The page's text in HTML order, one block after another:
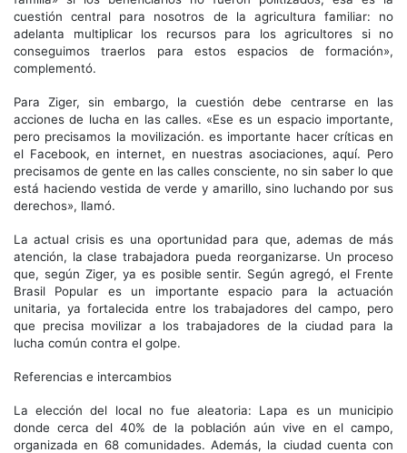
cuestión central para nosotros de la agricultura familiar: no
adelanta multiplicar los recursos para los agricultores si no
conseguimos traerlos para estos espacios de formación»,
complementó.
Para Ziger, sin embargo, la cuestión debe centrarse en las
acciones de lucha en las calles. «Ese es un espacio importante,
pero precisamos la movilización. es importante hacer críticas en
el Facebook, en internet, en nuestras asociaciones, aquí. Pero
precisamos de gente en las calles consciente, no sin saber lo que
está haciendo vestida de verde y amarillo, sino luchando por sus
derechos», llamó.
La actual crisis es una oportunidad para que, ademas de más
atención, la clase trabajadora pueda reorganizarse. Un proceso
que, según Ziger, ya es posible sentir. Según agregó, el Frente
Brasil Popular es un importante espacio para la actuación
unitaria, ya fortalecida entre los trabajadores del campo, pero
que precisa movilizar a los trabajadores de la ciudad para la
lucha común contra el golpe.
Referencias e intercambios
La elección del local no fue aleatoria: Lapa es un municipio
donde cerca del 40% de la población aún vive en el campo,
organizada en 68 comunidades. Además, la ciudad cuenta con